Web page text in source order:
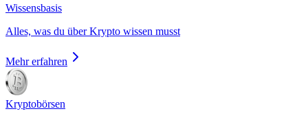
Wissensbasis
Alles, was du über Krypto wissen musst
Mehr erfahren
Kryptobörsen